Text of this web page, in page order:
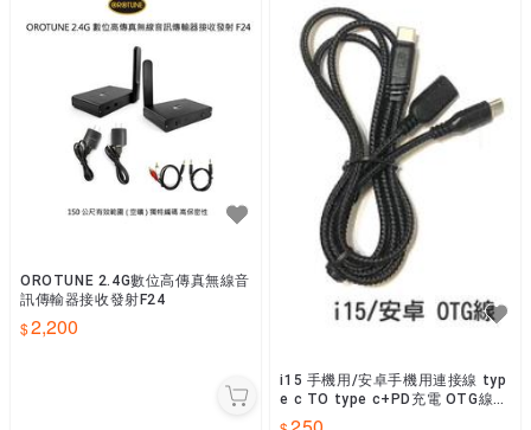
OROTUNE 2.4G數位高傳真無線音
訊傳輸器接收發射F24
2,200
i15 手機用/安卓手機用連接線 typ
e c TO type c+PD充電 OTG線
插直播聲卡使用